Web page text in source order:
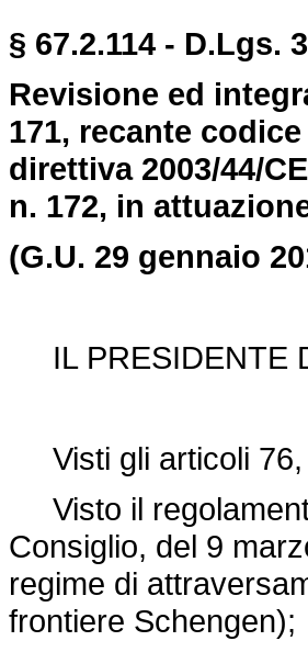
§ 67.2.114 - D.Lgs.
Revisione ed
171, recante
direttiva 2003/44/
n. 172, in
(G.U. 29 gennaio
IL PRESIDENTE
Visti gli articoli 76,
Visto il
Consiglio, del 9
regime di
frontiere Schengen);